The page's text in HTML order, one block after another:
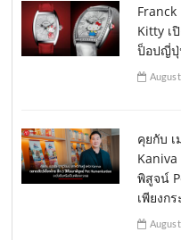
Kitty เ
ป็อปญี่
คุยกับ
พิสูจน์
เพียงก